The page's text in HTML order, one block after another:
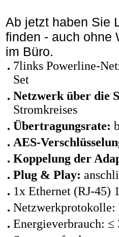
Ab jetzt haben Sie
finden - auch ohne
im Büro.
7links Powerline-
Set
Netzwerk über die
Stromkreises
Übertragungsrate:
AES-
Koppelung der
Plug & Play:
1x Ethernet (RJ-45)
Netzwerkprotokolle:
Energieverbrauch: